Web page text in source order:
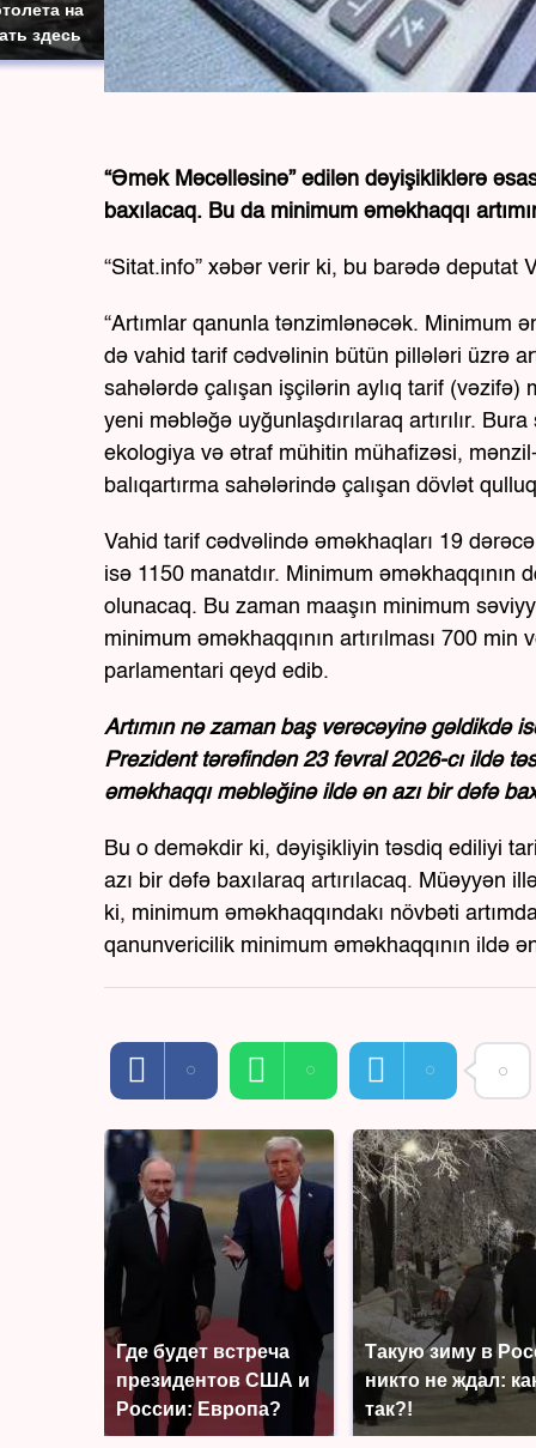
на
здесь
“Əmək Məcəlləsinə” edilən dəyişikliklərə
baxılacaq. Bu da minimum əməkhaqqı
“Sitat.info” xəbər verir ki, bu barədə deputat
“Artımlar qanunla tənzimlənəcək. Minimum
də vahid tarif cədvəlinin bütün pillələri üzrə
sahələrdə çalışan işçilərin aylıq tarif (vəzifə)
yeni məbləğə uyğunlaşdırılaraq artırılır.
ekologiya və ətraf mühitin mühafizəsi,
balıqartırma sahələrində çalışan dövlət
Vahid tarif cədvəlində əməkhaqları 19
isə 1150 manatdır. Minimum əməkhaqqının
olunacaq. Bu zaman maaşın minimum
minimum əməkhaqqının artırılması 700 min
parlamentari qeyd edib.
Artımın nə zaman baş verəcəyinə gəldikdə
Prezident tərəfindən 23 fevral 2026-cı ildə
əməkhaqqı məbləğinə ildə ən azı bir dəfə
Bu o deməkdir ki, dəyişikliyin təsdiq ediliyi
azı bir dəfə baxılaraq artırılacaq. Müəyyən
ki, minimum əməkhaqqındakı növbəti
qanunvericilik minimum əməkhaqqının ildə
Где будет встреча
президентов США и
России: Европа?
Такую зиму в
никто не ждал:
так?!